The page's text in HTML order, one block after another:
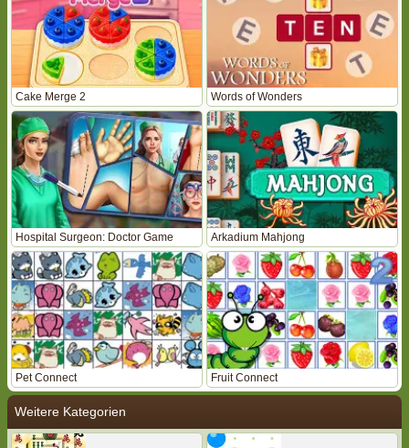
Cake Merge 2 Words of Wonders
Hospital Surgeon: Doctor Game Arkadium Mahjong
Pet Connect Fruit Connect
Weitere Kategorien